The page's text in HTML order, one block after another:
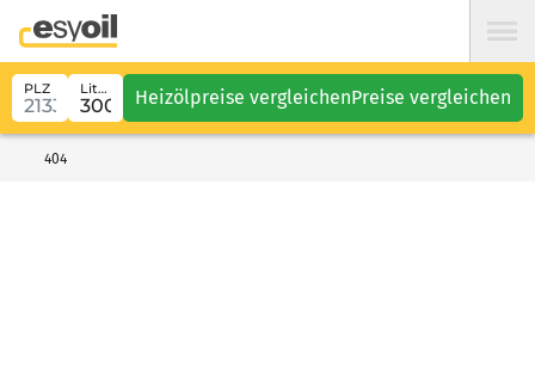
PLZ Liter Heizölpreise vergleichenPreise vergleichen
404